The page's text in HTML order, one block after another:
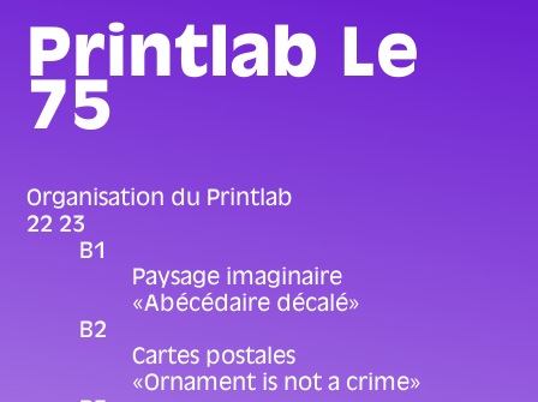
Printlab Le
75
Organisation du Printlab
22 23
B1
Paysage imaginaire
«Abécédaire décalé»
B2
Cartes postales
«Ornament is not a crime»